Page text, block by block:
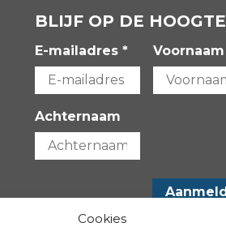
Cookies
BLIJF OP DE HOOGTE
E-mailadres * Voornaam
Achternaam